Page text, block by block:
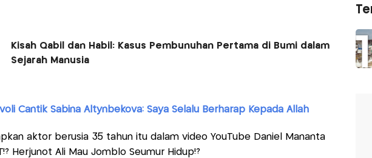
Kisah Qabil dan Habil: Kasus Pembunuhan Pertama di Bumi dalam
Sejarah Manusia
Cantik Sabina Altynbekova: Saya Selalu Berharap Kepada Allah
aktor berusia 35 tahun itu dalam video YouTube Daniel Mananta
Herjunot Ali Mau Jomblo Seumur Hidup!?